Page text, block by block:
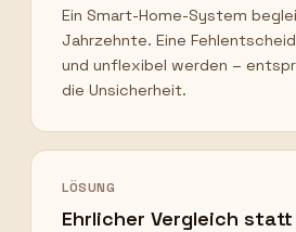
Ein Smart-Home-System
Jahrzehnte. Eine
und unflexibel werden –
die Unsicherheit.
LÖSUNG
Ehrlicher Vergleich statt